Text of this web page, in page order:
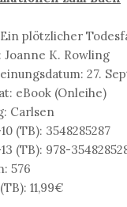
plötzlicher
Joanne K. Rowling
27.
eBook (Onleihe)
Carlsen
(TB): 3548285287
(TB): 978-
576
11,99€